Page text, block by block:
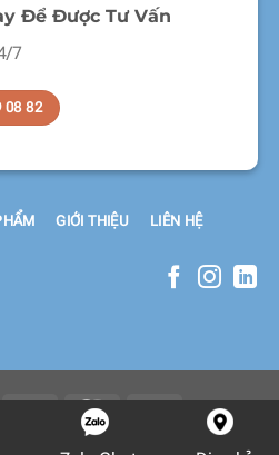
Để Được Tư Vấn
7
08 82
GIỚI THIỆU LIÊN HỆ
© Flatsome Theme